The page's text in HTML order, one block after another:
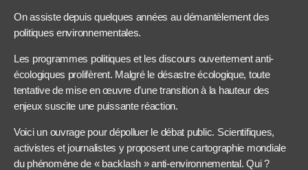
On assiste depuis quelques années au démantèlement des
politiques environnementales.
Les programmes politiques et les discours ouvertement anti-
écologiques prolifèrent. Malgré le désastre écologique, toute
tentative de mise en œuvre d’une transition à la hauteur des
enjeux suscite une puissante réaction.
Voici un ouvrage pour dépolluer le débat public. Scientifiques,
activistes et journalistes y proposent une cartographie mondiale
du phénomène de « backlash » anti-environnemental. Qui ?